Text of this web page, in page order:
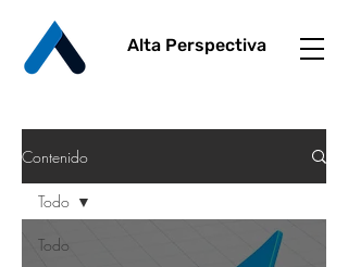
Alta Perspectiva
Contenido
Todo
Todo